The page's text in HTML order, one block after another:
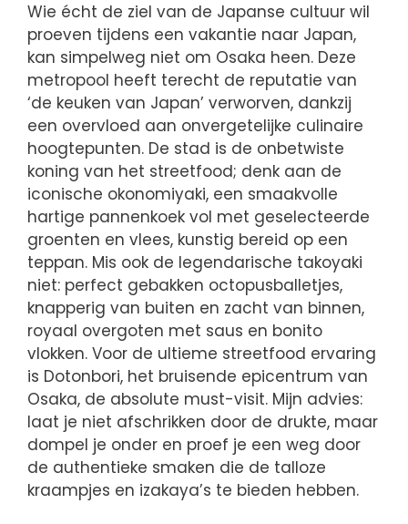
Wie écht de ziel van de Japanse cultuur wil
proeven tijdens een vakantie naar Japan,
kan simpelweg niet om Osaka heen. Deze
metropool heeft terecht de reputatie van
‘de keuken van Japan’ verworven, dankzij
een overvloed aan onvergetelijke culinaire
hoogtepunten. De stad is de onbetwiste
koning van het streetfood; denk aan de
iconische okonomiyaki, een smaakvolle
hartige pannenkoek vol met geselecteerde
groenten en vlees, kunstig bereid op een
teppan. Mis ook de legendarische takoyaki
niet: perfect gebakken octopusballetjes,
knapperig van buiten en zacht van binnen,
royaal overgoten met saus en bonito
vlokken. Voor de ultieme streetfood ervaring
is Dotonbori, het bruisende epicentrum van
Osaka, de absolute must-visit. Mijn advies:
laat je niet afschrikken door de drukte, maar
dompel je onder en proef je een weg door
de authentieke smaken die de talloze
kraampjes en izakaya’s te bieden hebben.